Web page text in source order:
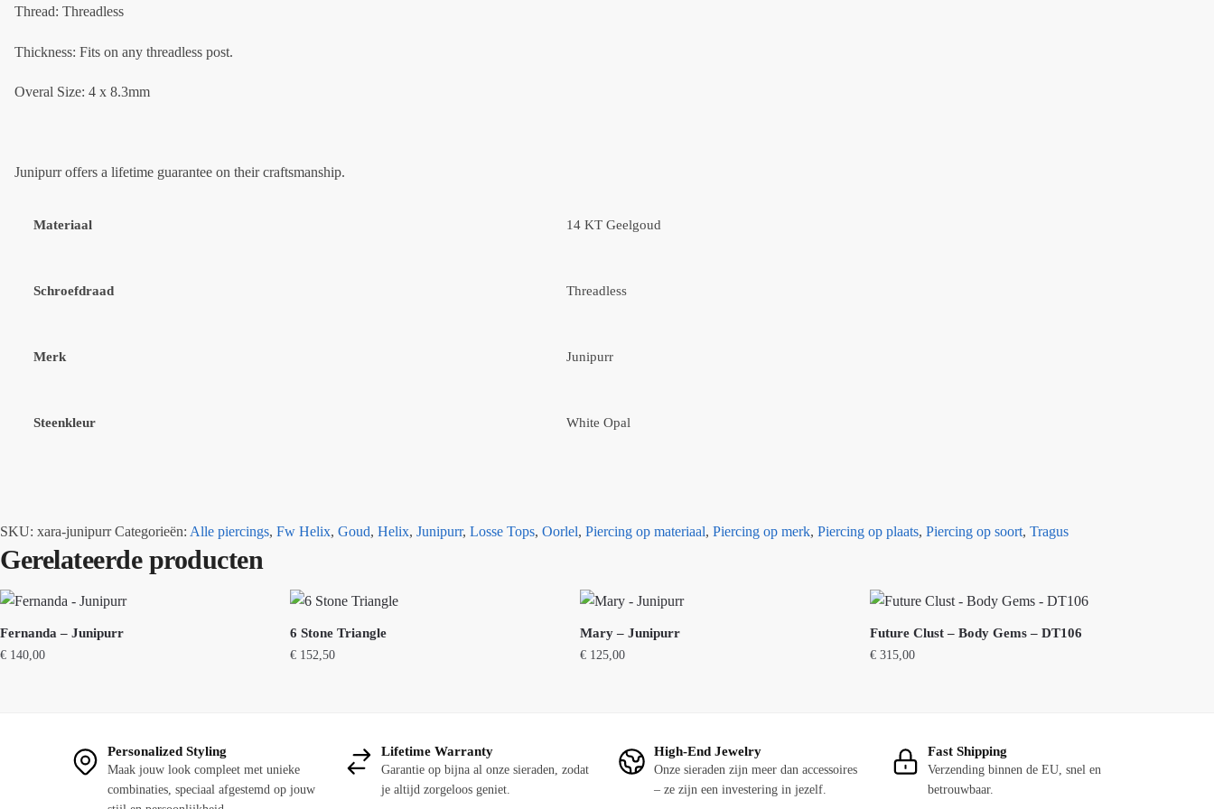
Thread: Threadless
Thickness: Fits on any threadless post.
Overal Size: 4 x 8.3mm
Junipurr offers a lifetime guarantee on their craftsmanship.
Materiaal 14 KT Geelgoud
Schroefdraad Threadless
Merk Junipurr
Steenkleur White Opal
SKU: xara-junipurr Categorieën: Alle piercings, Fw Helix, Goud, Helix, Junipurr, Losse Tops, Oorlel, Piercing op materiaal, Piercing op merk, Piercing op plaats, Piercing op soort, Tragus
Gerelateerde producten
Fernanda – Junipurr
€ 140,00
6 Stone Triangle
€152,50
Mary – Junipurr
€125,00
meerdere
variaties.
Future Clust – Body Gems – DT106
€315,00
Personalized Styling
Maak jouw look compleet met unieke
combinaties, speciaal afgestemd op jouw
Lifetime Warranty
Garantie op bijna al onze sieraden, zodat
je altijd zorgeloos geniet.
High-End Jewelry
Onze sieraden zijn meer dan accessoires
– ze zijn een investering in jezelf.
Fast Shipping
Verzending binnen de EU, snel en
betrouwbaar.